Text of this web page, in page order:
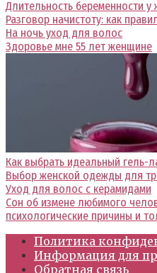
Длительность беременности
Разговор начистоту: как
На ночь уход для волос
Здоровье мне 55 лет женщине
Как выбрать идеальный гель-
Выбор женской одежды для
Уход для волос с керамидами
Сон об измене любимого
психологические причины и
Политика
Информация для
Обратная связь